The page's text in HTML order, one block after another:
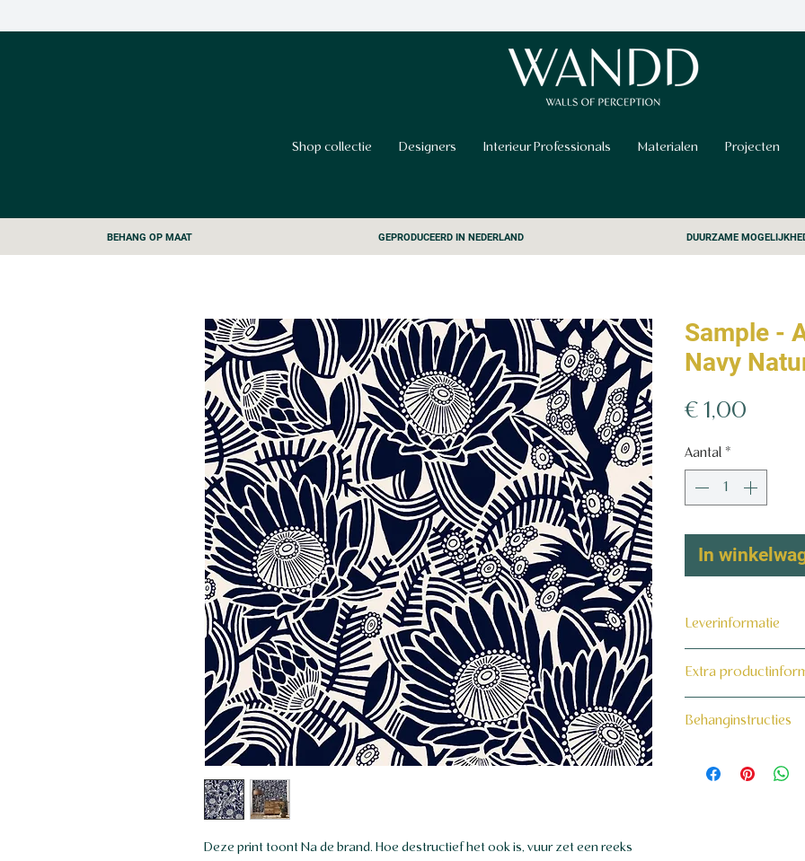
Shop collectie Designers Interieur Professionals Materialen Projecten
BEHANG OP MAAT GEPRODUCEERD IN NEDERLAND DUURZAME
Deze print toont Na de brand. Hoe destructief het ook is, vuur zet een reeks
Sample -
Navy
€ 1,00
Aantal *
In
Leverinformatie
maat voor jou
Extra
Behanginstructies